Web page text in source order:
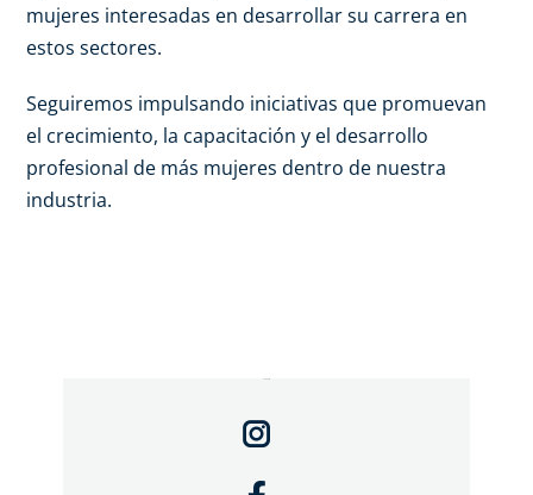
mujeres interesadas en desarrollar su carrera en
estos sectores.
Seguiremos impulsando iniciativas que promuevan
el crecimiento, la capacitación y el desarrollo
profesional de más mujeres dentro de nuestra
industria.